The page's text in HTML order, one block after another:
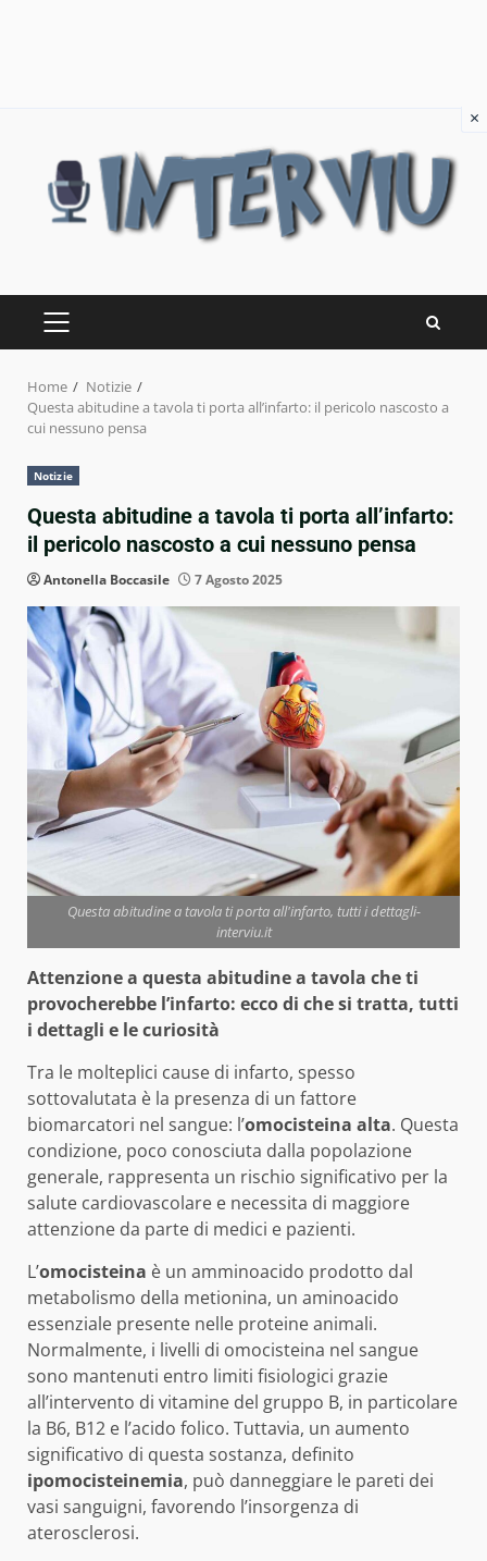
content
PRIMARY
Home
Notizie
Questa abitudine a tavola ti porta all’infarto: il pericolo nascosto a
cui nessuno pensa
Notizie
Questa abitudine a tavola ti porta all’infarto:
il pericolo nascosto a cui nessuno pensa
Antonella Boccasile 7 Agosto 2025
Questa abitudine a tavola ti porta all'infarto, tutti i dettagli-
interviu.it
Attenzione a questa abitudine a tavola che ti
provocherebbe l’infarto: ecco di che si tratta, tutti
i dettagli e le curiosità
Tra le molteplici cause di infarto, spesso
sottovalutata è la presenza di un fattore
biomarcatori nel sangue: l’omocisteina alta. Questa
condizione, poco conosciuta dalla popolazione
generale, rappresenta un rischio significativo per la
salute cardiovascolare e necessita di maggiore
attenzione da parte di medici e pazienti.
L’omocisteina è un amminoacido prodotto dal
metabolismo della metionina, un aminoacido
essenziale presente nelle proteine animali.
Normalmente, i livelli di omocisteina nel sangue
sono mantenuti entro limiti fisiologici grazie
all’intervento di vitamine del gruppo B, in particolare
la B6, B12 e l’acido folico. Tuttavia, un aumento
significativo di questa sostanza, definito
ipomocisteinemia, può danneggiare le pareti dei
vasi sanguigni, favorendo l’insorgenza di
aterosclerosi.
×